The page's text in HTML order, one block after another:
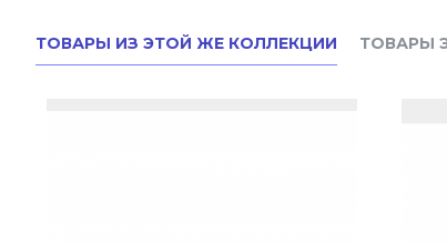
ТОВАРЫ ИЗ ЭТОЙ ЖЕ КОЛЛЕКЦИИ ТОВАРЫ